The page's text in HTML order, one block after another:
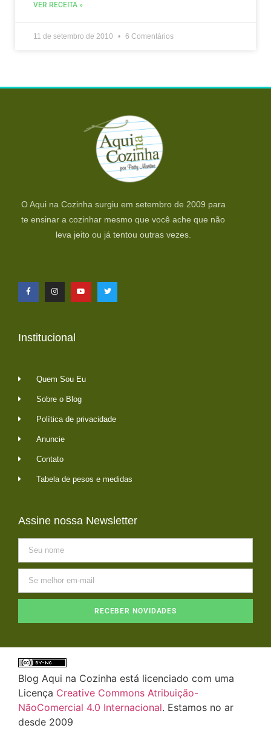
VER RECEITA »
11 de setembro de 2010 6 Comentários
O Aqui na Cozinha surgiu em setembro de 2009 para
te ensinar a cozinhar mesmo que você ache que não
leva jeito ou já tentou outras vezes.
Institucional
Quem Sou Eu
Sobre o Blog
Política de privacidade
Anuncie
Contato
Tabela de pesos e medidas
Assine nossa Newsletter
RECEBER NOVIDADES
Blog Aqui na Cozinha está licenciado com uma
Licença Creative Commons Atribuição-
NãoComercial 4.0 Internacional. Estamos no ar
desde 2009